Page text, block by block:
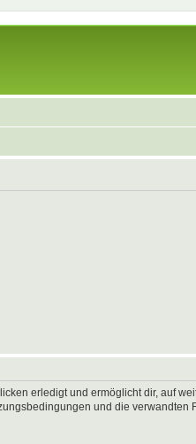
erledigt und ermöglicht dir, auf
und die verwandten